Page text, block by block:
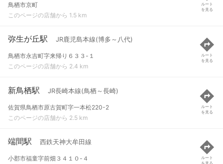
鳥栖市京町
このページの店舗から 1.5 km
ルート
を見る
弥生が丘駅 JR鹿児島本線(博多～八代)
鳥栖市永吉町字来帰り６３３-１
このページの店舗から 2.4 km
ルート
を見る
新鳥栖駅 JR長崎本線(鳥栖～長崎)
佐賀県鳥栖市原古賀町字一本松220-2
このページの店舗から 2.5 km
ルート
を見る
端間駅 西鉄天神大牟田線
小郡市福童字前畑３４１０-４
ルート
を見る